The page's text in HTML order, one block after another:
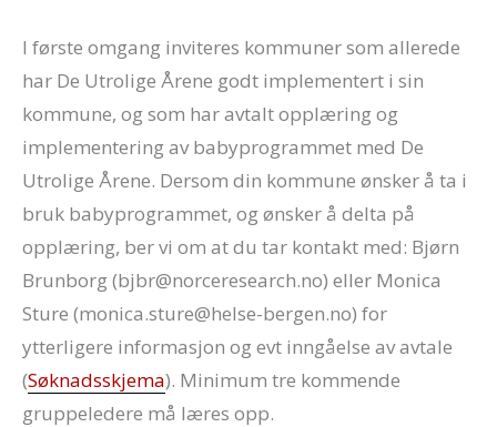
I første omgang inviteres kommuner som allerede
har De Utrolige Årene godt implementert i sin
kommune, og som har avtalt opplæring og
implementering av babyprogrammet med De
Utrolige Årene. Dersom din kommune ønsker å ta i
bruk babyprogrammet, og ønsker å delta på
opplæring, ber vi om at du tar kontakt med: Bjørn
Brunborg (bjbr@norceresearch.no) eller Monica
Sture (monica.sture@helse-bergen.no) for
ytterligere informasjon og evt inngåelse av avtale
(Søknadsskjema). Minimum tre kommende
gruppeledere må læres opp.